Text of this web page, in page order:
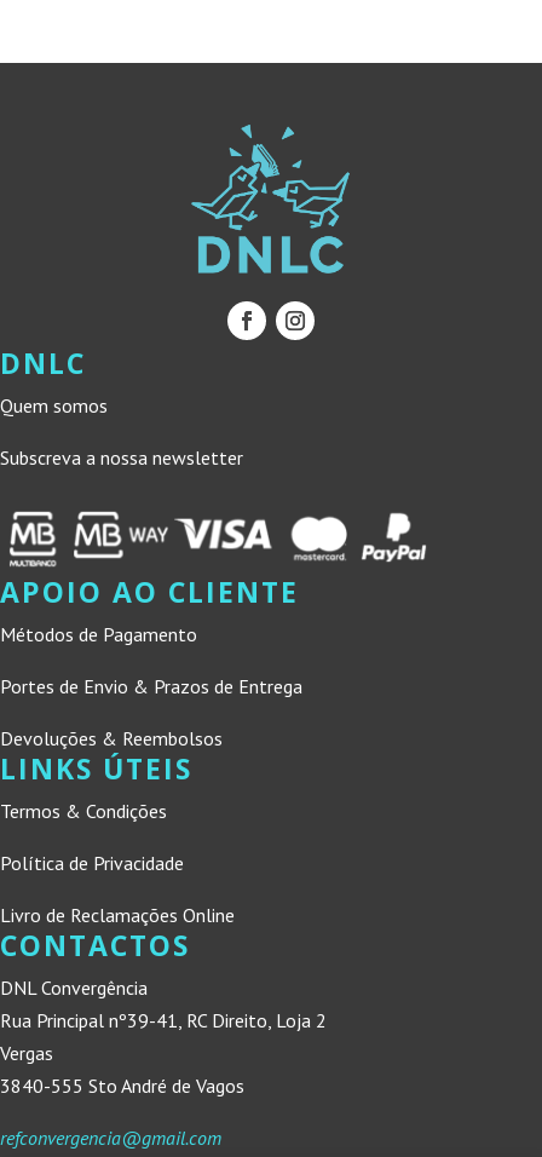
DNLC
Quem somos
Subscreva a nossa newsletter
APOIO AO CLIENTE
Métodos de Pagamento
Portes de Envio & Prazos de Entrega
Devoluções & Reembolsos
LINKS ÚTEIS
Termos & Condições
Política de Privacidade
Livro de Reclamações Online
CONTACTOS
DNL Convergência
Rua Principal nº39-41, RC Direito, Loja 2
Vergas
3840-555 Sto André de Vagos
refconvergencia@gmail.com